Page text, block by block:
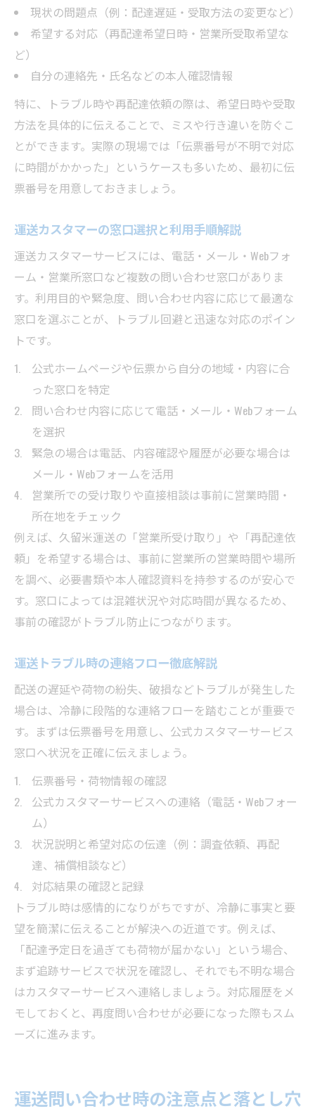
現状の問題点（例：配達遅延・受取方法の変更など）
希望する対応（再配達希望日時・営業所受取希望な
ど）
自分の連絡先・氏名などの本人確認情報
特に、トラブル時や再配達依頼の際は、希望日時や受取
方法を具体的に伝えることで、ミスや行き違いを防ぐこ
とができます。実際の現場では「伝票番号が不明で対応
に時間がかかった」というケースも多いため、最初に伝
票番号を用意しておきましょう。
運送カスタマーの窓口選択と利用手順解説
運送カスタマーサービスには、電話・メール・Webフォ
ーム・営業所窓口など複数の問い合わせ窓口がありま
す。利用目的や緊急度、問い合わせ内容に応じて最適な
窓口を選ぶことが、トラブル回避と迅速な対応のポイン
トです。
公式ホームページや伝票から自分の地域・内容に合
った窓口を特定
問い合わせ内容に応じて電話・メール・Webフォーム
を選択
緊急の場合は電話、内容確認や履歴が必要な場合は
メール・Webフォームを活用
営業所での受け取りや直接相談は事前に営業時間・
所在地をチェック
例えば、久留米運送の「営業所受け取り」や「再配達依
頼」を希望する場合は、事前に営業所の営業時間や場所
を調べ、必要書類や本人確認資料を持参するのが安心で
す。窓口によっては混雑状況や対応時間が異なるため、
事前の確認がトラブル防止につながります。
運送トラブル時の連絡フロー徹底解説
配送の遅延や荷物の紛失、破損などトラブルが発生した
場合は、冷静に段階的な連絡フローを踏むことが重要で
す。まずは伝票番号を用意し、公式カスタマーサービス
窓口へ状況を正確に伝えましょう。
伝票番号・荷物情報の確認
公式カスタマーサービスへの連絡（電話・Webフォー
ム）
状況説明と希望対応の伝達（例：調査依頼、再配
達、補償相談など）
対応結果の確認と記録
トラブル時は感情的になりがちですが、冷静に事実と要
望を簡潔に伝えることが解決への近道です。例えば、
「配達予定日を過ぎても荷物が届かない」という場合、
まず追跡サービスで状況を確認し、それでも不明な場合
はカスタマーサービスへ連絡しましょう。対応履歴をメ
モしておくと、再度問い合わせが必要になった際もスム
ーズに進みます。
運送問い合わせ時の注意点と落とし穴